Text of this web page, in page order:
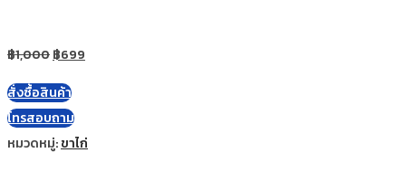
฿1,000฿699
สั่งซื้อสินค้า
โทรสอบถาม
หมวดหมู่:ขาไก่